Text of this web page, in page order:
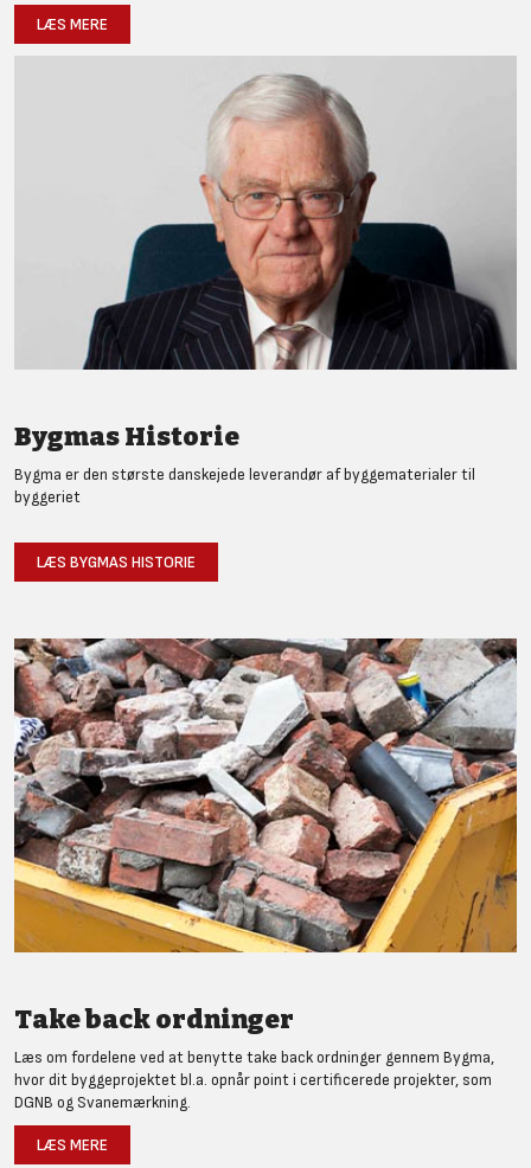
LÆS MERE
Bygmas Historie
Bygma er den største danskejede leverandør af byggematerialer til
byggeriet
LÆS BYGMAS HISTORIE
Take back ordninger
Læs om fordelene ved at benytte take back ordninger gennem Bygma,
hvor dit byggeprojektet bl.a. opnår point i certificerede projekter, som
DGNB og Svanemærkning.
LÆS MERE